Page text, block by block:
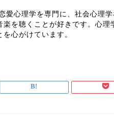
愛心理学を専門に、社会心理学
楽を聴くことが好きです。心理
心がけています。